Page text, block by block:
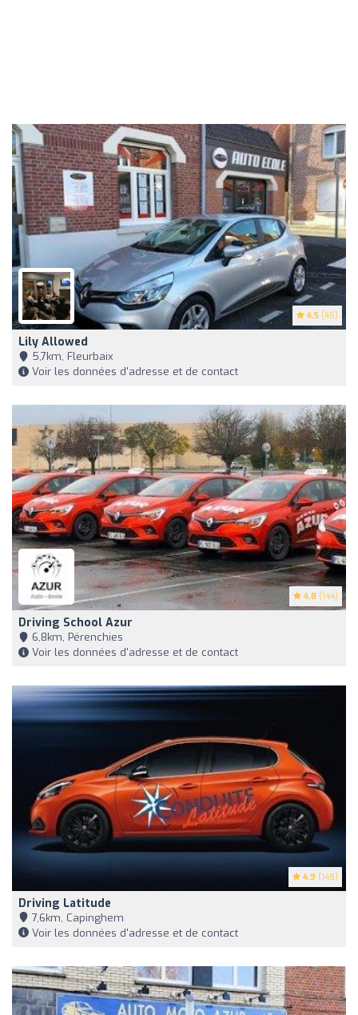
4.5 (45)
Lily Allowed
5,7km, Fleurbaix
Voir les données d'adresse et de contact
4.8 (144)
Driving School Azur
6,8km, Pérenchies
Voir les données d'adresse et de contact
4.9 (148)
Driving Latitude
7,6km, Capinghem
Voir les données d'adresse et de contact